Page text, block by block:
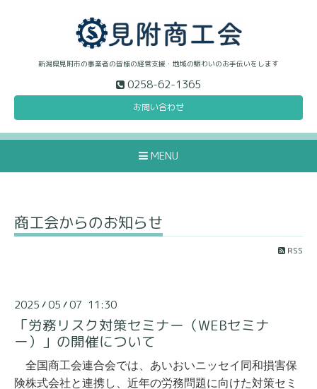
新潟県見附市の事業者の皆様の経営支援・地域の賑わいのお手伝いをします
0258-62-1365
お問い合わせ
MENU
商工会からのお知らせ
RSS
2025 /05 /07 11:30
「労務リスク対策セミナー（WEBセミナ
ー）」の開催について
全国商工会連合会では、あいおいニッセイ同和損害保
険株式会社と連携し、近年の労務問題に向けた対策セミ